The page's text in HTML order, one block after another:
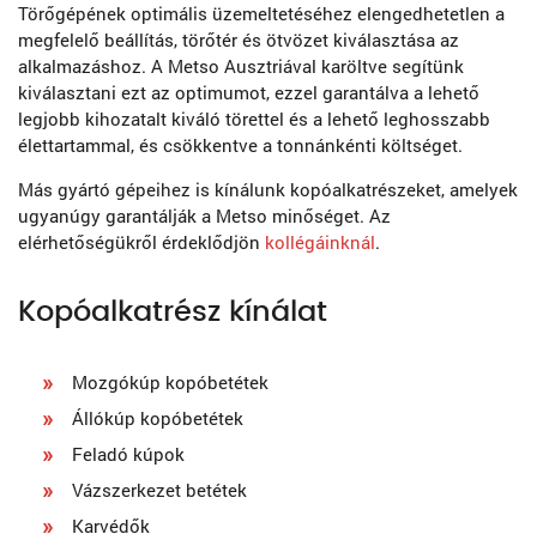
Törőgépének optimális üzemeltetéséhez elengedhetetlen a
megfelelő beállítás, törőtér és ötvözet kiválasztása az
alkalmazáshoz. A Metso Ausztriával karöltve segítünk
kiválasztani ezt az optimumot, ezzel garantálva a lehető
legjobb kihozatalt kiváló törettel és a lehető leghosszabb
élettartammal, és csökkentve a tonnánkénti költséget.
Más gyártó gépeihez is kínálunk kopóalkatrészeket, amelyek
ugyanúgy garantálják a Metso minőséget. Az
elérhetőségükről érdeklődjön kollégáinknál.
Kopóalkatrész kínálat
Mozgókúp kopóbetétek
Állókúp kopóbetétek
Feladó kúpok
Vázszerkezet betétek
Karvédők